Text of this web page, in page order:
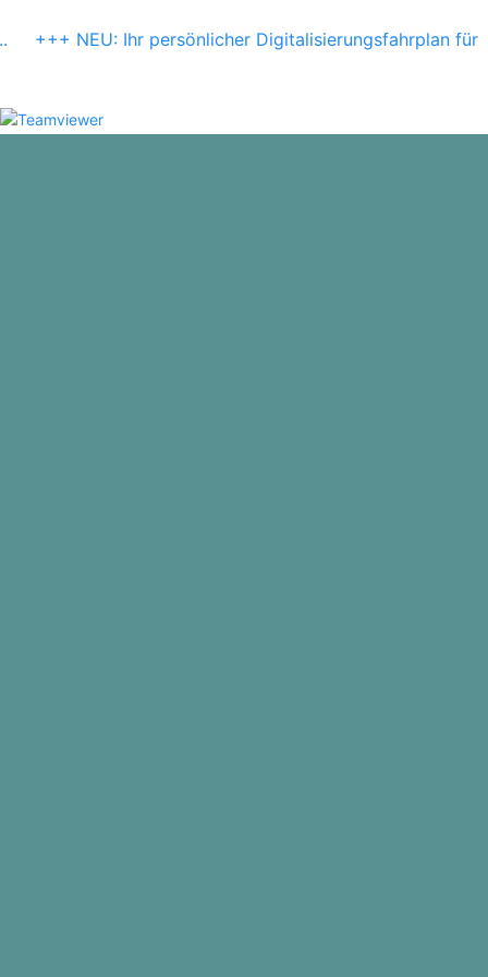
+++ NEU: Ihr persönlicher Digitalisierungsfahrplan für